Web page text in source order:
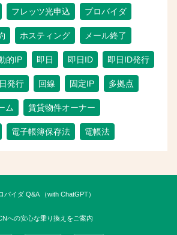
フレッツ光申込 プロバイダ
ホスティング メール終了
的IP 即日 即日ID 即日ID発行
発行 回線 固定IP 多拠点
ム 賃貸物件オーナー
電子帳簿保存法 電帳法
バイダ Q&A （with ChatGPT）
への安心な乗り換えをご案内